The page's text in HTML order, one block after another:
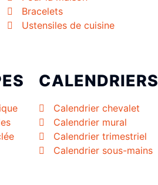
Bracelets
Ustensiles de cuisine
CALENDRIERS
Calendrier chevalet
Calendrier mural
Calendrier trimestriel
Calendrier sous-mains